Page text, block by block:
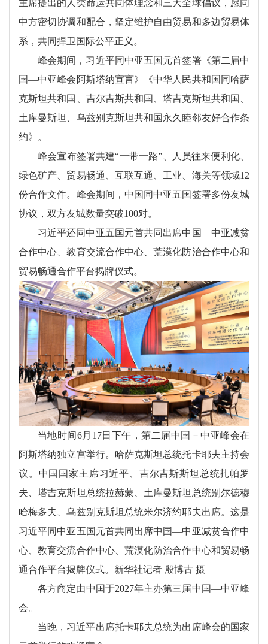
主席提出的人类命运共同体理念和三大全球倡议，愿同
中方密切协调和配合，坚定维护自由贸易和多边贸易体
系，共同捍卫国际公平正义。
峰会期间，习近平同中亚五国元首签署《第二届中
国—中亚峰会阿斯塔纳宣言》《中华人民共和国同哈萨
克斯坦共和国、吉尔吉斯共和国、塔吉克斯坦共和国、
土库曼斯坦、乌兹别克斯坦共和国永久睦邻友好合作条
约》。
峰会宣布签署共建“一带一路”、人员往来便利化、
绿色矿产、贸易畅通、互联互通、工业、海关等领域12
份合作文件。峰会期间，中国同中亚五国签署多份友城
协议，双方友城数量突破100对。
习近平还同中亚五国元首共同出席中国—中亚减贫
合作中心、教育交流合作中心、荒漠化防治合作中心和
贸易畅通合作平台揭牌仪式。
当地时间6月17日下午，第二届中国－中亚峰会在
阿斯塔纳独立宫举行。哈萨克斯坦总统托卡耶夫主持会
议。中国国家主席习近平、吉尔吉斯斯坦总统扎帕罗
夫、塔吉克斯坦总统拉赫蒙、土库曼斯坦总统别尔德穆
哈梅多夫、乌兹别克斯坦总统米尔济约耶夫出席。这是
习近平同中亚五国元首共同出席中国—中亚减贫合作中
心、教育交流合作中心、荒漠化防治合作中心和贸易畅
通合作平台揭牌仪式。新华社记者 殷博古 摄
各方商定由中国于2027年主办第三届中国—中亚峰
会。
当晚，习近平出席托卡耶夫总统为出席峰会的国家